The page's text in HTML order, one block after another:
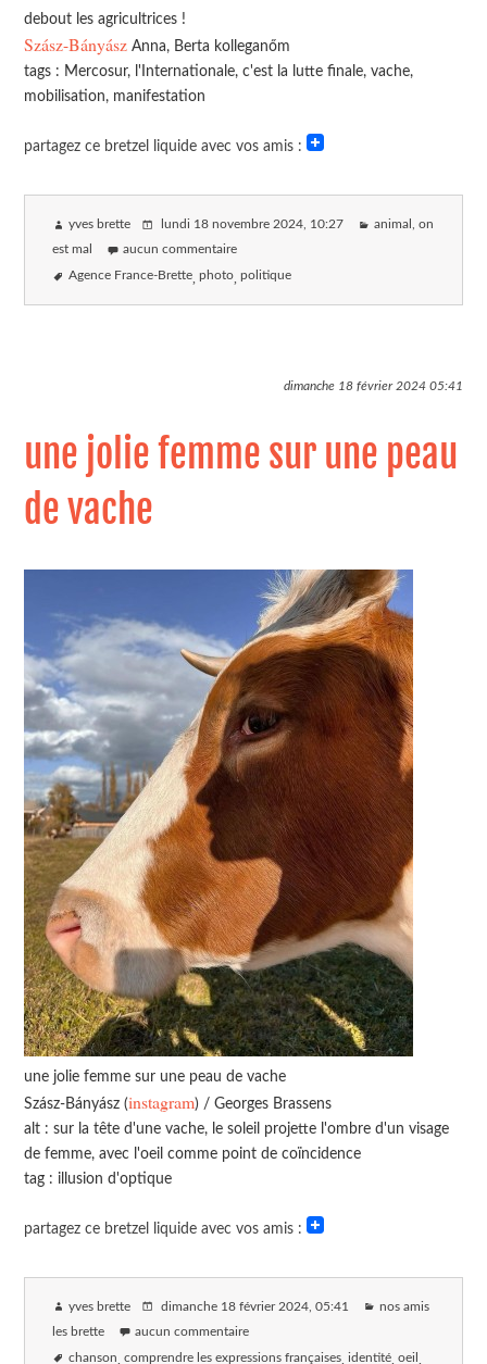
debout les agricultrices !
Szász-Bányász Anna, Berta kolleganőm
tags : Mercosur, l'Internationale, c'est la lutte finale, vache,
mobilisation, manifestation
partagez ce bretzel liquide avec vos amis :
yves brette lundi 18 novembre 2024 , 10:27 animal, on
est mal aucun commentaire
Agence France-Brette photo politique
dimanche 18 février 202405:41
une jolie femme sur une peau
de vache
une jolie femme sur une peau de vache
Szász-Bányász (instagram) / Georges Brassens
alt : sur la tête d'une vache, le soleil projette l'ombre d'un visage
de femme, avec l'oeil comme point de coïncidence
tag : illusion d'optique
partagez ce bretzel liquide avec vos amis :
yves brette dimanche 18 février 2024 , 05:41 nos amis
les brette aucun commentaire
chanson comprendre les expressions françaises identité oeil